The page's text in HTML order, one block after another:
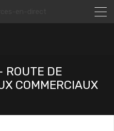
ROUTE DE
COMMERCIAUX